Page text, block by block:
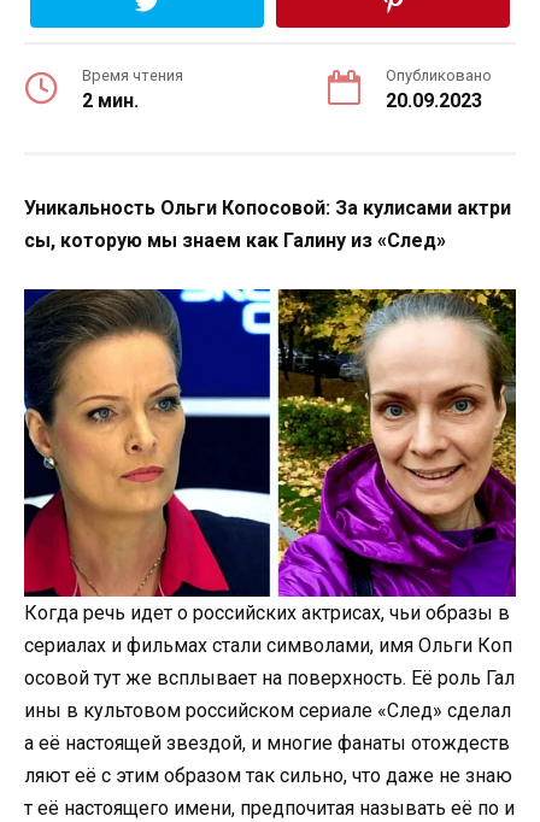
Время чтения
2 мин.
Опубликовано
20.09.2023
Уникальность Ольги Копосовой: За кулисами актри
сы, которую мы знаем как Галину из «След»
Когда речь идет о российских актрисах, чьи образы в
сериалах и фильмах стали символами, имя Ольги Коп
осовой тут же всплывает на поверхность. Её роль Гал
ины в культовом российском сериале «След» сделал
а её настоящей звездой, и многие фанаты отождеств
ляют её с этим образом так сильно, что даже не знаю
т её настоящего имени, предпочитая называть её по и